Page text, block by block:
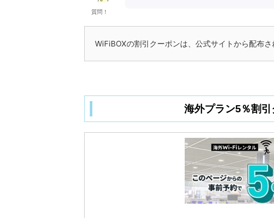
質問！
WiFiBOXの割引クーポンは、公式サイトから配布さ
海外プラン5％割